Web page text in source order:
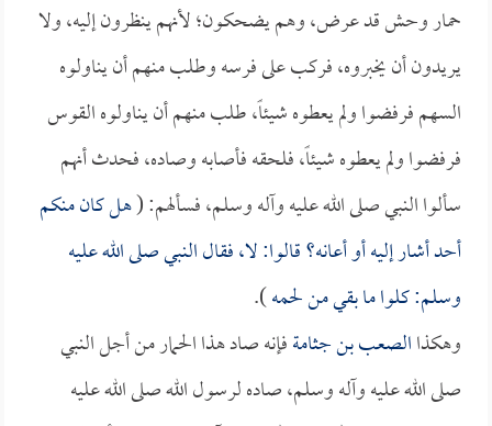
حمار وحش قد عرض، وهم يضحكون؛ لأنهم ينظرون إليه، ولا
يريدون أن يخبروه، فركب على فرسه وطلب منهم أن يناولوه
السهم فرفضوا ولم يعطوه شيئاً، طلب منهم أن يناولوه القوس
فرفضوا ولم يعطوه شيئاً، فلحقه فأصابه وصاده، فحدث أنهم
سألوا النبي صلى الله عليه وآله وسلم، فسألهم: (هل كان منكم
أحد أشار إليه أو أعانه؟ قالوا: لا، فقال النبي صلى الله عليه
وسلم: كلوا ما بقي من لحمه).
وهكذاالصعب بن جثامةفإنه صاد هذا الحمار من أجل النبي
صلى الله عليه وآله وسلم، صاده لرسول الله صلى الله عليه